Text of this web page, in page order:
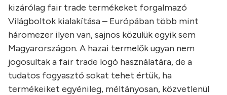
kizárólag fair trade termékeket forgalmazó
Világboltok kialakítása – Európában több mint
háromezer ilyen van, sajnos közülük egyik sem
Magyarországon. A hazai termelők ugyan nem
jogosultak a fair trade logó használatára, de a
tudatos fogyasztó sokat tehet értük, ha
termékeiket egyénileg, méltányosan, közvetlenül